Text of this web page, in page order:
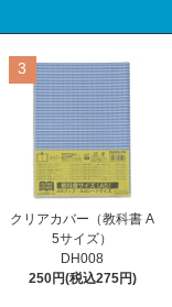
3
クリアカバー（教科書 A
5サイズ）
DH008
250円(税込275円)